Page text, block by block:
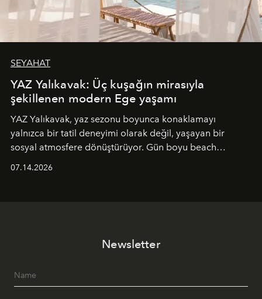
SEYAHAT
YAZ Yalıkavak: Üç kuşağın mirasıyla
şekillenen modern Ege yaşamı
YAZ Yalıkavak, yaz sezonu boyunca konaklamayı
yalnızca bir tatil deneyimi olarak değil, yaşayan bir
sosyal atmosfere dönüştürüyor. Gün boyu beach
geceye taşıyarak her hafta farklı bir deneyim sunuyor.
07.14.2026
Newsletter